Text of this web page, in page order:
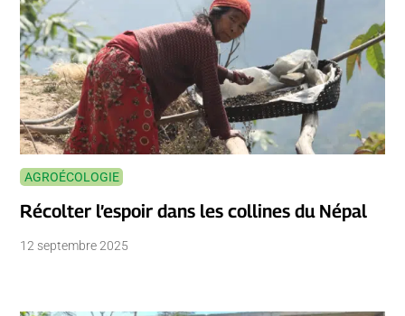
AGROÉCOLOGIE
Récolter l’espoir dans les collines du Népal
12 septembre 2025